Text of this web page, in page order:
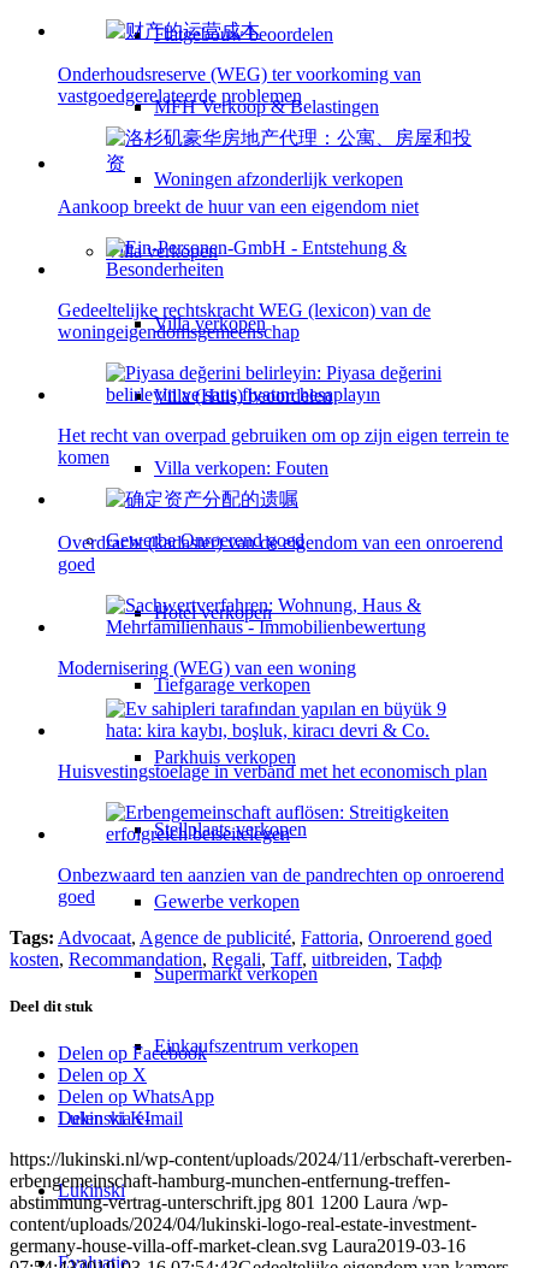
Flatgebouw beoordelen
MFH Verkoop & Belastingen
Woningen afzonderlijk verkopen
Villaverkopen
Villa verkopen
Villa (Huis) beoordelen
Villa verkopen: Fouten
GewerbeOnroerend goed
Hotel verkopen
Tiefgarage verkopen
Parkhuis verkopen
Stellplaats verkopen
Gewerbe verkopen
Supermarkt verkopen
Einkaufszentrum verkopen
Lukinski KI
Lukinski
Evaluatie
Onderhoudsreserve (WEG) ter voorkoming van
vastgoedgerelateerde problemen
Aankoop breekt de huur van een eigendom niet
Gedeeltelijke rechtskracht WEG (lexicon) van de
woningeigendomsgemeenschap
Het recht van overpad gebruiken om op zijn eigen terrein te
komen
Overdracht (kadaster) van de eigendom van een onroerend
goed
Modernisering (WEG) van een woning
Huisvestingstoelage in verband met het economisch plan
Onbezwaard ten aanzien van de pandrechten op onroerend
goed
Tags: Advocaat, Agence de publicité, Fattoria, Onroerend goed
kosten, Recommandation, Regali, Taff, uitbreiden, Тафф
Deel dit stuk
Delen op Facebook
Delen op X
Delen op WhatsApp
Delen via e-mail
https://lukinski.nl/wp-content/uploads/2024/11/erbschaft-vererben-
erbengemeinschaft-hamburg-munchen-entfernung-treffen-
abstimmung-vertrag-unterschrift.jpg 801 1200 Laura /wp-
content/uploads/2024/04/lukinski-logo-real-estate-investment-
germany-house-villa-off-market-clean.svg Laura2019-03-16